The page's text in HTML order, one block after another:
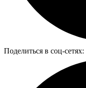
Поделиться в соц-сетях: